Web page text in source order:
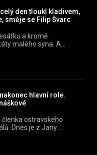
je. Některé
byly trapný."
v mobilní aplikaci
• Alex a
alex-host
den tloukl kladivem,
směje se Filip Švarc
a kromě
malého syna. A
mě. Začnete zvažovat,
Alex a host na
alex-host »
hlavní role.
ostravského
Dnes je z Jany